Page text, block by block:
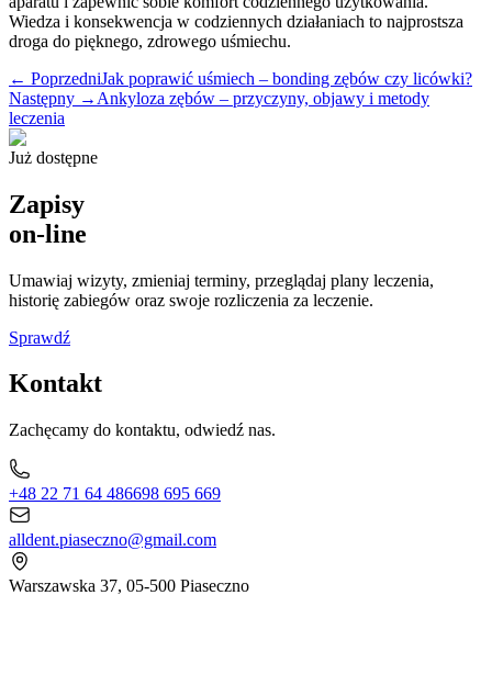
Wiedza i konsekwencja w codziennych działaniach to najprostsza
droga do pięknego, zdrowego uśmiechu.
← PoprzedniJak poprawić uśmiech – bonding zębów czy licówki?
Następny → Ankyloza zębów – przyczyny, objawy i metody
leczenia
Już dostępne
Zapisy
on-line
Umawiaj wizyty, zmieniaj terminy, przeglądaj plany leczenia,
historię zabiegów oraz swoje rozliczenia za leczenie.
Sprawdź
Kontakt
Zachęcamy do kontaktu, odwiedź nas.
+48 22 71 64 486698 695 669
alldent.piaseczno@gmail.com
Warszawska 37, 05-500 Piaseczno